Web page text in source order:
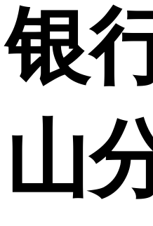
银
山